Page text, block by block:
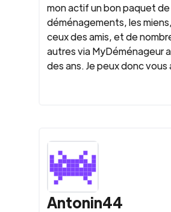
mon actif un bon paquet de
déménagements, les miens,
ceux des amis, et de
autres via MyDéménageur
des ans. Je peux donc vous
Antonin44